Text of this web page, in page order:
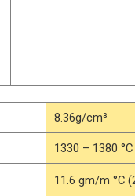
8.36g/cm³
1330 – 1380 °C
11.6 gm/m °C